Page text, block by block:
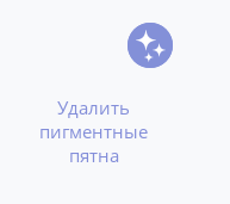
Удалить
пигментные
пятна